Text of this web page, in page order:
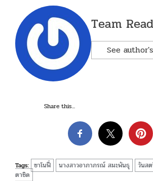
Team
See
Share this...
Tags: ซาโนฟี่ นางสาวอาภาภรณ์ สมะพันธุ วันส
ตาซิด